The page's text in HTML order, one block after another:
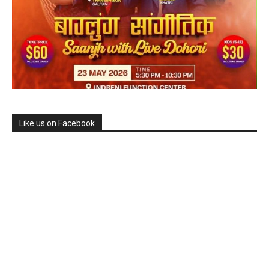
Like us on Facebook